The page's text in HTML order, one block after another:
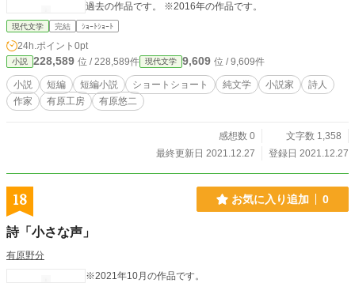
過去の作品です。 ※2016年の作品です。
現代文学 完結 ｼｮｰﾄｼｮｰﾄ
24h.ポイント 0pt
小説 228,589 位 / 228,589件 現代文学 9,609 位 / 9,609件
小説 短編 短編小説 ショートショート 純文学 小説家
詩人
作家
有原工房 有原悠二
感想数 0
文字数 1,358
最終更新日 2021.12.27
登録日 2021.12.27
18 お気に入り追加 0
詩「小さな声」
有原野分
※2021年10月の作品です。